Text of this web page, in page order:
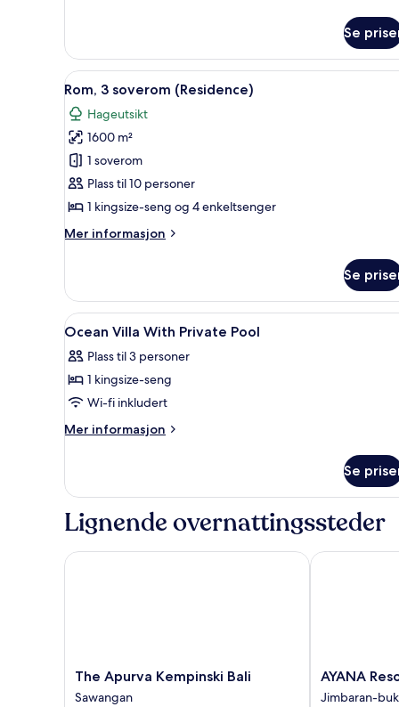
–
panorama,
privat
basseng
(Ocean)
Se
Åpne
alle
bildene
av
Rom,
3
soverom
Sengetøy av topp kvalitet,
8
Rom, 3 soverom (Residence)
Hageutsikt
1600 m²
1 soverom
Plass til 10 personer
1 kingsize-seng og 4 enkeltsenger
Mer informasjon
Mer
3
soverom
(Residence)
Se
Åpne
alle
bildene
av
Ocean
Villa
Pool
Sengetøy av topp kvalitet,
17
Ocean Villa With Private Pool
Plass til 3 personer
1 kingsize-seng
Wi-fi inkludert
Mer informasjon
Mer
Villa
Private
Se
Lignende overnattingssteder
The
Apurva
The Apurva Kempinski Bali
Sawangan
The Apurva Kempinski Bali
AYANA
Resort
AYANA
Jimbaran-
AYANA Resort